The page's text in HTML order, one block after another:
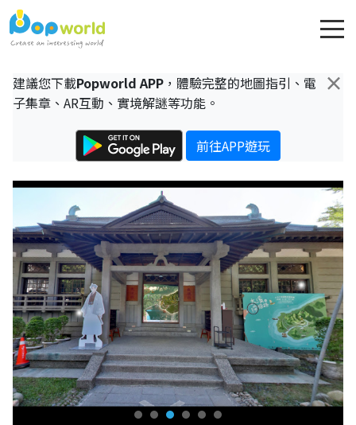
×
建議您下載Popworld APP ，體驗完整的地圖指引、電
子集章、AR互動、實境解謎等功能。
前往APP遊玩